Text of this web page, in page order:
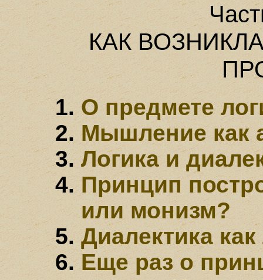
КАК
О предмете
Мышление как
Логика и
Принцип
или монизм?
Диалектика как
Еще раз о